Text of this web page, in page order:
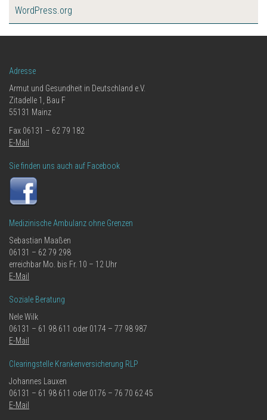
WordPress.org
Adresse
Armut und Gesundheit in Deutschland e.V.
Zitadelle 1, Bau F
55131 Mainz
Fax 06131 – 62 79 182
E-Mail
Sie finden uns auch auf Facebook
Medizinische Ambulanz ohne Grenzen
Sebastian Maaßen
06131 – 62 79 298
erreichbar Mo. bis Fr. 10 – 12 Uhr
E-Mail
Soziale Beratung
Nele Wilk
06131 – 61 98 611 oder 0174 – 77 98 987
E-Mail
Clearingstelle Krankenversicherung RLP
Johannes Lauxen
06131 – 61 98 611 oder 0176 – 76 70 62 45
E-Mail